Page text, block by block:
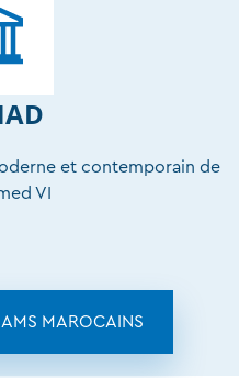
et contemporain de
VI
MAROCAINS